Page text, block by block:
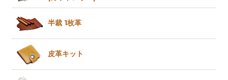
半裁 1枚革
皮革キット